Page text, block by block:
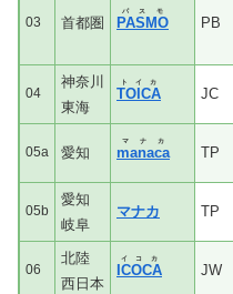
03 首都圏 PASMO
パスモ
PB
04
神奈川
東海
TOICA
トイカ
JC
05a 愛知 manaca
マナカ
TP
05b
愛知
岐阜
マナカ TP
06
北陸
西日本
ICOCA
イコカ
JW